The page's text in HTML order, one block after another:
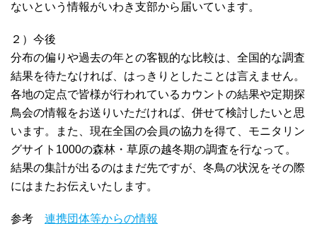
ないという情報がいわき支部から届いています。
２）今後
分布の偏りや過去の年との客観的な比較は、全国的な調査
結果を待たなければ、はっきりとしたことは言えません。
各地の定点で皆様が行われているカウントの結果や定期探
鳥会の情報をお送りいただければ、併せて検討したいと思
います。また、現在全国の会員の協力を得て、モニタリン
グサイト1000の森林・草原の越冬期の調査を行なって。
結果の集計が出るのはまだ先ですが、冬鳥の状況をその際
にはまたお伝えいたします。
参考 連携団体等からの情報